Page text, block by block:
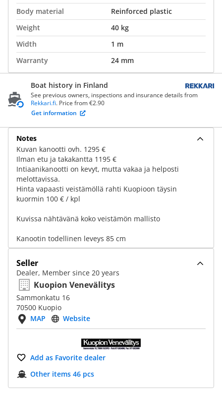
Body material
Reinforced plastic
Weight
40 kg
Width
1 m
Warranty
24 mm
Boat history in Finland
See previous owners, inspections and insurance details from
Rekkari.fi. Price from €2.90
Get information
Notes
Kuvan kanootti ovh. 1295 €
Ilman etu ja takakantta 1195 €
Intiaanikanootti on kevyt, mutta vakaa ja helposti
melottavissa.
Hinta vapaasti veistämöllä rahti Kuopioon täysin
kuormin 100 € / kpl
Kuvissa nähtävänä koko veistämön mallisto
Kanootin todellinen leveys 85 cm
Seller
Dealer, Member since 20 years
Kuopion Venevälitys
Sammonkatu 16
70500 Kuopio
MAP
Website
Add as Favorite dealer
Other items 46 pcs